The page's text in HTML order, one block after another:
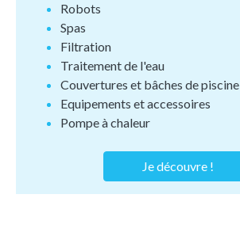
Robots
Spas
Filtration
Traitement de l'eau
Couvertures et bâches de piscine
Equipements et accessoires
Pompe à chaleur
Je découvre !